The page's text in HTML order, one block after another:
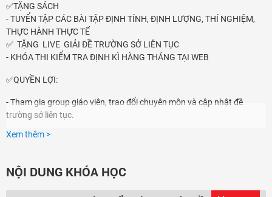
✅TẶNG SÁCH
- TUYỂN TẬP CÁC BÀI TẬP ĐỊNH TÍNH, ĐỊNH LƯỢNG, THÍ NGHIỆM,
THỰC HÀNH THỰC TẾ
✅ TẶNG LIVE GIẢI ĐỀ TRƯỜNG SỞ LIÊN TỤC
- KHÓA THI KIỂM TRA ĐỊNH KÌ HÀNG THÁNG TẠI WEB
✅QUYỀN LỢI:
- Tham gia group giáo viên, trao đổi chuyên môn và cập nhật đề
trường sở liên tục.
- Tặng tài khoản CHU VĂN BIÊN Al hỗ trợ giải đáp bài tập 24/7 tại web
LH: FANPAGECHU VĂN BIÊNHOẶC SDT/ZALO: 0985829393 để
Xem thêm >
NỘI DUNG KHÓA HỌC